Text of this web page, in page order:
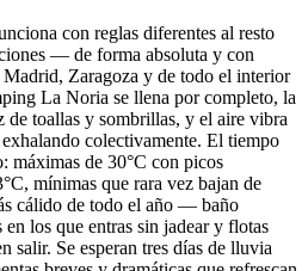
con reglas diferentes al resto
— de forma absoluta y con
Zaragoza y de todo el interior
La Noria se llena por completo, la
de toallas y sombrillas, y el aire vibra
colectivamente. El tiempo
máximas de 30°C con picos
mínimas que rara vez bajan de
cálido de todo el año — baño
los que entras sin jadear y flotas
salir. Se esperan tres días de lluvia